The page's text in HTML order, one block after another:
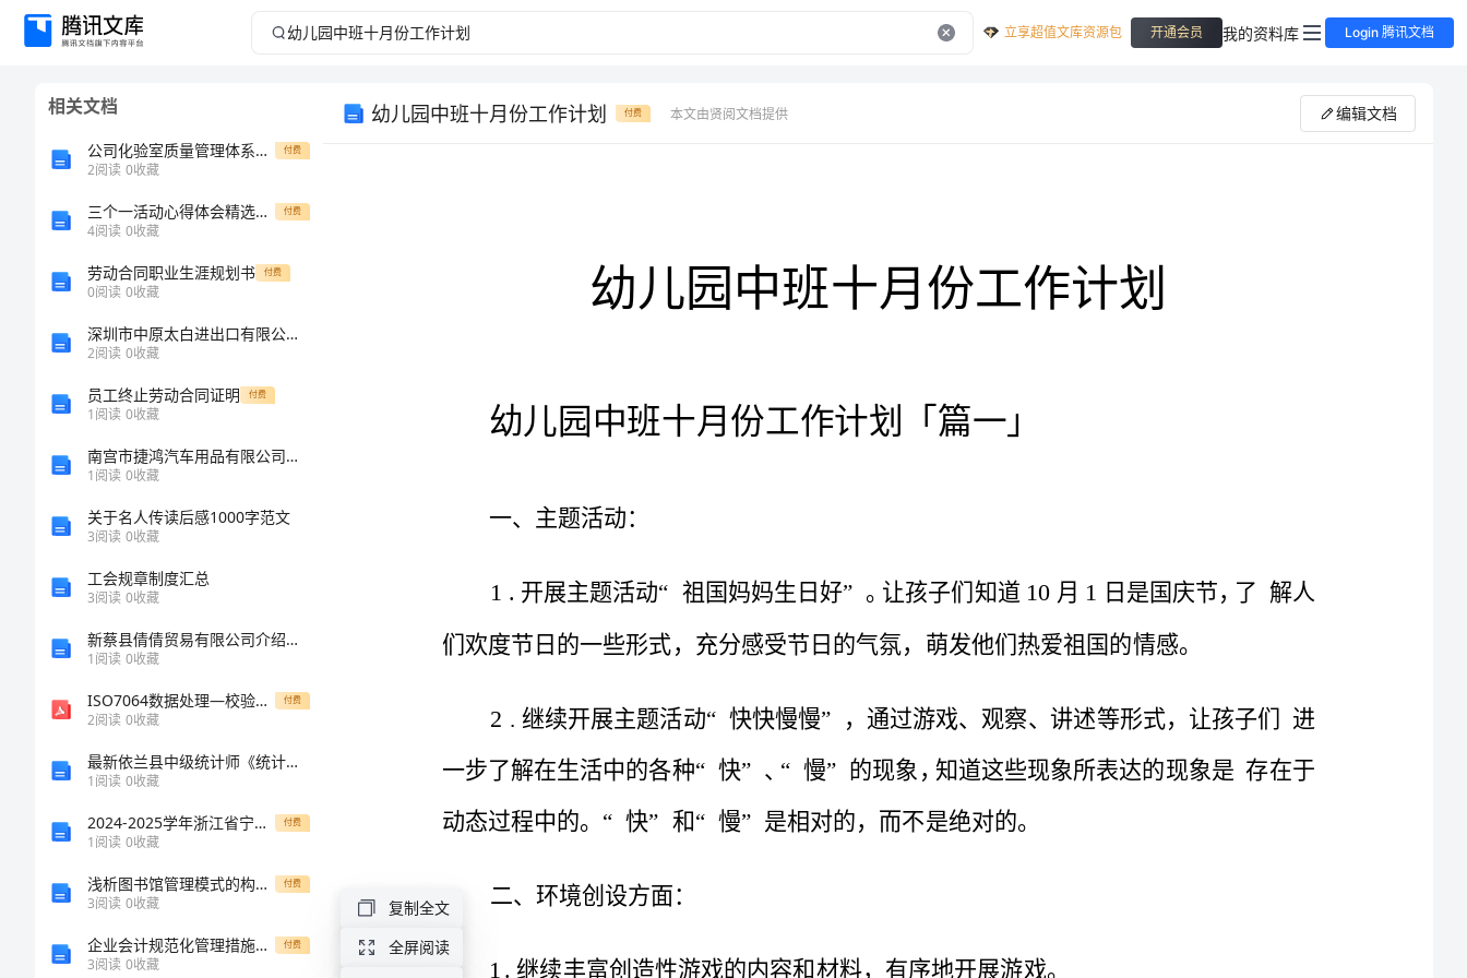
幼
立享超值文库资源包 开通会员 我的资料库 Login 腾讯文档
相关文档
公司化验室质量管理体系建设 付费
2阅读 0收藏
三个一活动心得体会精选范文 付费
4阅读 0收藏
劳动合同职业生涯规划书 付费
0阅读 0收藏
深圳市中原太白进出口有限公司介绍企业发展分析报告
2阅读 0收藏
员工终止劳动合同证明 付费
1阅读 0收藏
南宫市捷鸿汽车用品有限公司介绍企业发展分析报告
1阅读 0收藏
关于名人传读后感1000字范文
3阅读 0收藏
工会规章制度汇总
3阅读 0收藏
新蔡县倩倩贸易有限公司介绍企业发展分析报告
1阅读 0收藏
ISO7064数据处理—校验字符系统.pdf 付费
2阅读 0收藏
最新依兰县中级统计师《统计基础知识理论及相关知识》高分冲刺试题（附答案及解析）
1阅读 0收藏
2024-2025学年浙江省宁波市鄞州实验中学八年级上学期1月期末物理达标测试试题（含答案） 付费
1阅读 0收藏
浅析图书馆管理模式的构建论文 付费
3阅读 0收藏
企业会计规范化管理措施论文 付费
3阅读 0收藏
幼儿园中班十月份工作计划 付费 本文由贤阅文档提供 编辑文档
1
一、主题活动：
复制全文
全屏阅读